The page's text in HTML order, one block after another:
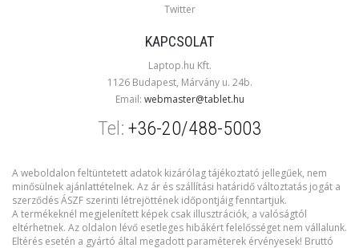
Twitter
KAPCSOLAT
Laptop.hu Kft.
1126 Budapest, Márvány u. 24b.
Email: webmaster@tablet.hu
Tel: +36-20/488-5003
A weboldalon feltüntetett adatok kizárólag tájékoztató jellegűek, nem
minősülnek ajánlattételnek. Az ár és szállítási határidő változtatás jogát a
szerződés ÁSZF szerinti létrejöttének időpontjáig fenntartjuk.
A termékeknél megjelenített képek csak illusztrációk, a valóságtól
eltérhetnek. Az oldalon lévő esetleges hibákért felelősséget nem vállalunk.
Eltérés esetén a gyártó által megadott paraméterek érvényesek! Bruttó